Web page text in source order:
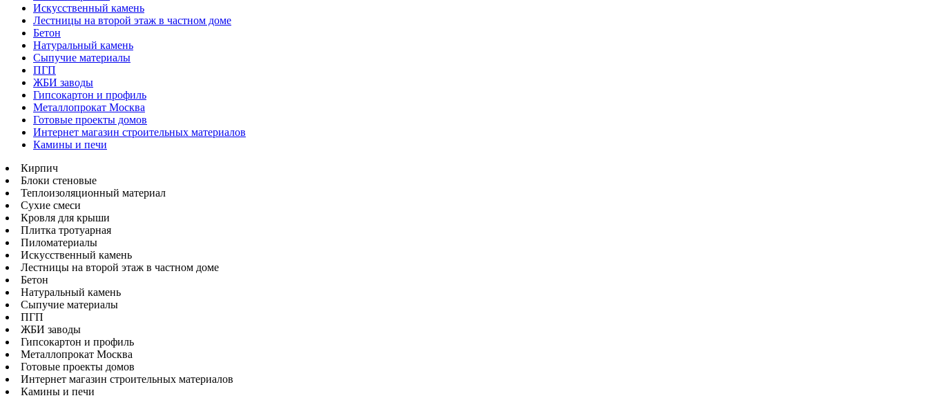
Искусственный камень
Лестницы на второй этаж в частном доме
Бетон
Натуральный камень
Сыпучие материалы
ПГП
ЖБИ заводы
Гипсокартон и профиль
Металлопрокат Москва
Готовые проекты домов
Интернет магазин строительных материалов
Камины и печи
Кирпич
Блоки стеновые
Теплоизоляционный материал
Сухие смеси
Кровля для крыши
Плитка тротуарная
Пиломатериалы
Искусственный камень
Лестницы на второй этаж в частном доме
Бетон
Натуральный камень
Сыпучие материалы
ПГП
ЖБИ заводы
Гипсокартон и профиль
Металлопрокат Москва
Готовые проекты домов
Интернет магазин строительных материалов
Камины и печи